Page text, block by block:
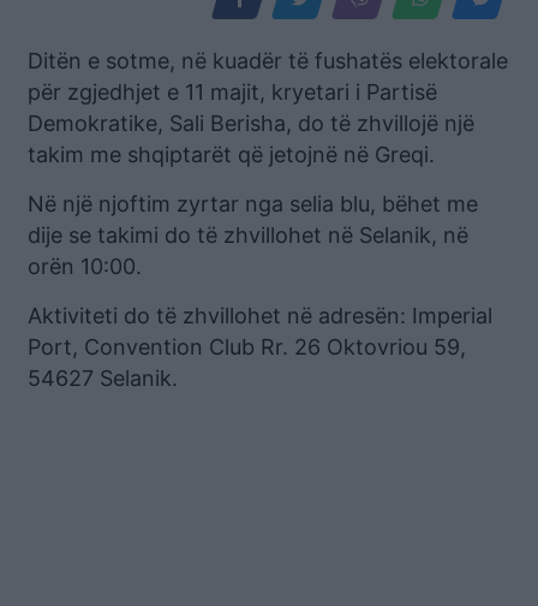
Ditën e sotme, në kuadër të fushatës elektorale
për zgjedhjet e 11 majit, kryetari i Partisë
Demokratike, Sali Berisha, do të zhvillojë një
takim me shqiptarët që jetojnë në Greqi.
Në një njoftim zyrtar nga selia blu, bëhet me
dije se takimi do të zhvillohet në Selanik, në
orën 10:00.
Aktiviteti do të zhvillohet në adresën: Imperial
Port, Convention Club Rr. 26 Oktovriou 59,
54627 Selanik.